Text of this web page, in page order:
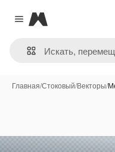
Close menu
Magnific
Главная/Стоковый/Векторы/